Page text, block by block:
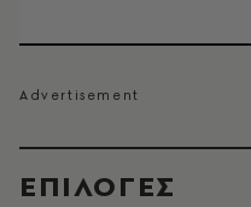
EΠΙΛΟΓΈΣ